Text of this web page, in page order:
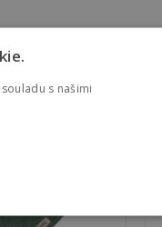
s našimi